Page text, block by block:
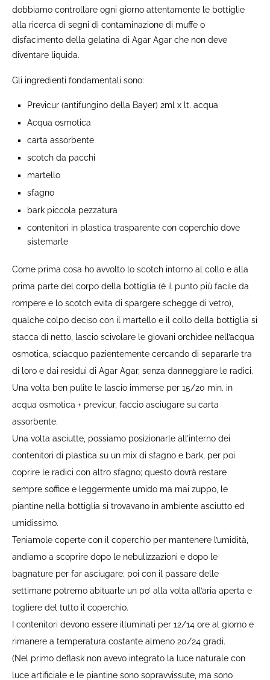
dobbiamo controllare ogni giorno attentamente le bottiglie
alla ricerca di segni di contaminazione di muffe o
disfacimento della gelatina di Agar Agar che non deve
diventare liquida.
Gli ingredienti fondamentali sono:
Previcur (antifungino della Bayer) 2ml x lt. acqua
Acqua osmotica
carta assorbente
scotch da pacchi
martello
sfagno
bark piccola pezzatura
contenitori in plastica trasparente con coperchio dove
sistemarle
Come prima cosa ho avvolto lo scotch intorno al collo e alla
prima parte del corpo della bottiglia (è il punto più facile da
rompere e lo scotch evita di spargere schegge di vetro),
qualche colpo deciso con il martello e il collo della bottiglia si
stacca di netto, lascio scivolare le giovani orchidee nell’acqua
osmotica, sciacquo pazientemente cercando di separarle tra
di loro e dai residui di Agar Agar, senza danneggiare le radici.
Una volta ben pulite le lascio immerse per 15/20 min. in
acqua osmotica + previcur, faccio asciugare su carta
assorbente.
Una volta asciutte, possiamo posizionarle all’interno dei
contenitori di plastica su un mix di sfagno e bark, per poi
coprire le radici con altro sfagno; questo dovrà restare
sempre soffice e leggermente umido ma mai zuppo, le
piantine nella bottiglia si trovavano in ambiente asciutto ed
umidissimo.
Teniamole coperte con il coperchio per mantenere l’umidità,
andiamo a scoprire dopo le nebulizzazioni e dopo le
bagnature per far asciugare; poi con il passare delle
settimane potremo abituarle un po’ alla volta all’aria aperta e
togliere del tutto il coperchio.
I contenitori devono essere illuminati per 12/14 ore al giorno e
rimanere a temperatura costante almeno 20/24 gradi.
(Nel primo deflask non avevo integrato la luce naturale con
luce artificiale e le piantine sono sopravvissute, ma sono